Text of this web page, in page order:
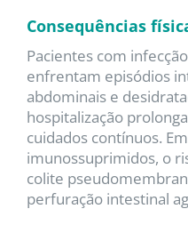
Consequências
Pacientes com
enfrentam episódios
abdominais e
hospitalização
cuidados contínuos.
imunossuprimidos, o
colite
perfuração intestinal